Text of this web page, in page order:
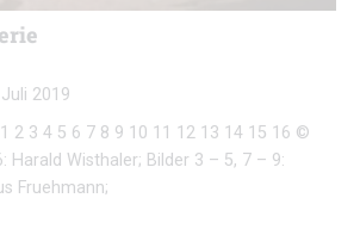
2019
2 3 4 5 6 7 8 9 10 11 12 13 14 15 16 ©
Harald Wisthaler; Bilder 3 – 5, 7 – 9:
Fruehmann;